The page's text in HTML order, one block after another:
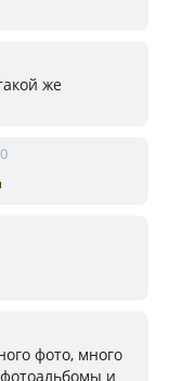
же
фото, много
и